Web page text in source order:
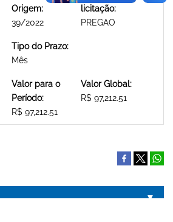
Origem:
39/2022
licitação:
PREGAO
Tipo do Prazo:
Mês
Valor para o
Período:
R$ 97,212.51
Valor Global:
R$ 97,212.51